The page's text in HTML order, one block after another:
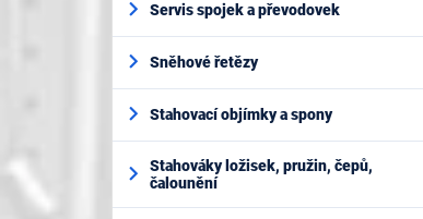
Servis spojek a převodovek
Sněhové řetězy
Stahovací objímky a spony
Stahováky ložisek, pružin, čepů,
čalounění